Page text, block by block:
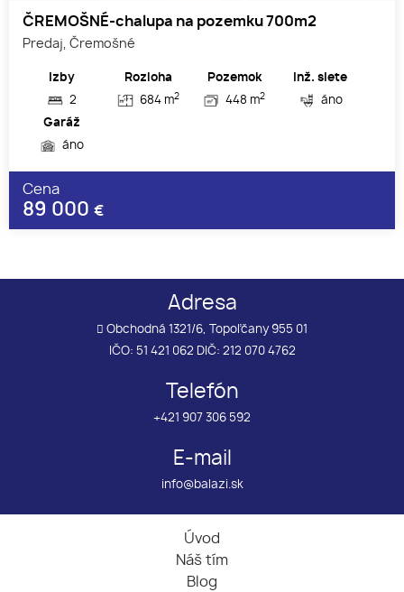
ČREMOŠNÉ-chalupa na pozemku 700m2
Predaj, Čremošné
Izby
2
Rozloha
684 m2
Pozemok
448 m2
Inž. siete
áno
Garáž
áno
Cena
89 000 €
Adresa
Obchodná 1321/6, Topoľčany 955 01
IČO: 51 421 062 DIČ: 212 070 4762
Telefón
+421 907 306 592
E-mail
info@balazi.sk
Úvod
Náš tím
Blog